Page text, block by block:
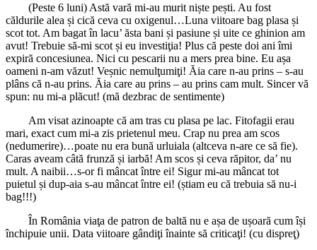
(Peste 6 luni) Astă vară mi-au murit niște pești. Au fost
căldurile alea și cică ceva cu oxigenul…Luna viitoare bag plasa și
scot tot. Am bagat în lacu’ ăsta bani și pasiune și uite ce ghinion am
avut! Trebuie să-mi scot și eu investiţia! Plus că peste doi ani îmi
expiră concesiunea. Nici cu pescarii nu a mers prea bine. Eu așa
oameni n-am văzut! Veșnic nemulţumiţi! Ăia care n-au prins – s-au
plâns că n-au prins. Ăia care au prins – au prins cam mult. Sincer vă
spun: nu mi-a plăcut! (mă dezbrac de sentimente)
Am visat azinoapte că am tras cu plasa pe lac. Fitofagii erau
mari, exact cum mi-a zis prietenul meu. Crap nu prea am scos
(nedumerire)…poate nu era bună urluiala (altceva n-are ce să fie).
Caras aveam câtă frunză și iarbă! Am scos și ceva răpitor, da’ nu
mult. A naibii…s-or fi mâncat între ei! Sigur mi-au mâncat tot
puietul și dup-aia s-au mâncat între ei! (știam eu că trebuia să nu-i
bag!!!)
În România viaţa de patron de baltă nu e așa de ușoară cum își
închipuie unii. Data viitoare gândiţi înainte să criticaţi! (cu dispreţ)